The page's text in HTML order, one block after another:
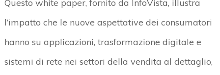
Questo white paper, fornito da InfoVista, illustra
l’impatto che le nuove aspettative dei consumatori
hanno su applicazioni, trasformazione digitale e
sistemi di rete nei settori della vendita al dettaglio,